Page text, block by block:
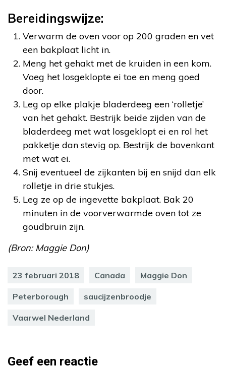
Bereidingswijze:
Verwarm de oven voor op 200 graden en vet
een bakplaat licht in.
Meng het gehakt met de kruiden in een kom.
Voeg het losgeklopte ei toe en meng goed
door.
Leg op elke plakje bladerdeeg een ‘rolletje’
van het gehakt. Bestrijk beide zijden van de
bladerdeeg met wat losgeklopt ei en rol het
pakketje dan stevig op. Bestrijk de bovenkant
met wat ei.
Snij eventueel de zijkanten bij en snijd dan elk
rolletje in drie stukjes.
Leg ze op de ingevette bakplaat. Bak 20
minuten in de voorverwarmde oven tot ze
goudbruin zijn.
(Bron: Maggie Don)
23 februari 2018 Canada Maggie Don
Peterborough saucijzenbroodje
Vaarwel Nederland
Geef een reactie